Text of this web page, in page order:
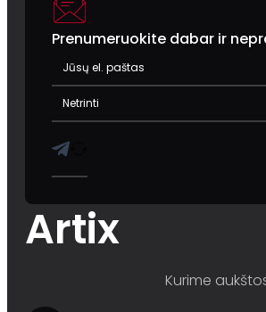
Prenumeruokite dabar ir
Artix
Kurime